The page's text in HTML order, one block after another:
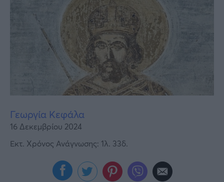
Γεωργία Κεφάλα
16 Δεκεμβρίου 2024
Εκτ. Χρόνος Ανάγνωσης: 1λ. 33δ.